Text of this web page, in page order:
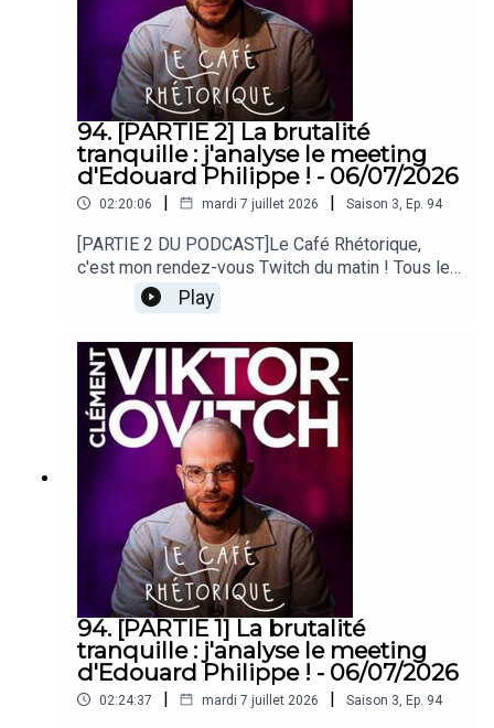
94. [PARTIE 2] La brutalité
tranquille : j'analyse le meeting
d'Edouard Philippe ! - 06/07/2026
02:20:06 | mardi 7 juillet 2026 | Saison 3 Ep. 94
[PARTIE 2 DU PODCAST]Le Café Rhétorique,
c'est mon rendez-vous Twitch du matin ! Tous les
lundi, mercredi et vendredi à 09h00 sur
twitch.tv/clemovitch !Bienvenue dans la
06/07/2026____Rejoins moi :📡 Stream :
twitch.tv/clemovitch🦋 Bluesky:
https://bsky.app/profile/clemovitch.com📷
Instagram : instagram.com/clemovitch/🧵
Threads : threads.net/@clemovitch📱 TikTok :
tiktok.com/@clemovitch💬 Discord :
discord.gg/clemovitch-922206054308266014
Play
94. [PARTIE 1] La brutalité
tranquille : j'analyse le meeting
d'Edouard Philippe ! - 06/07/2026
02:24:37 | mardi 7 juillet 2026 | Saison 3 Ep. 94